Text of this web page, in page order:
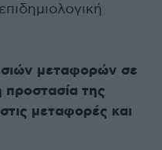
μεταφορών σε
της
μεταφορές και